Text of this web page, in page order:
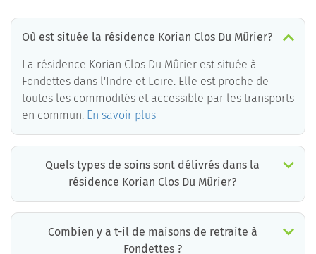
Où est située la résidence Korian Clos Du Mûrier?
La résidence Korian Clos Du Mûrier est située à
Fondettes dans l'Indre et Loire. Elle est proche de
toutes les commodités et accessible par les transports
en commun. En savoir plus
Quels types de soins sont délivrés dans la
résidence Korian Clos Du Mûrier?
Combien y a t-il de maisons de retraite à
Fondettes ?